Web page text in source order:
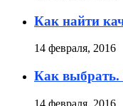
Как найти
14 февраля, 2016
Как выбрать.
14 февраля, 2016